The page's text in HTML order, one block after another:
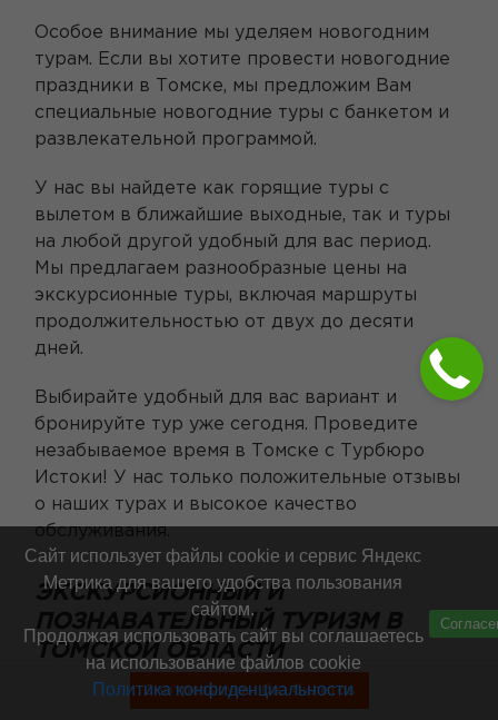
Особое внимание мы уделяем новогодним
турам. Если вы хотите провести новогодние
праздники в Томске, мы предложим Вам
специальные новогодние туры с банкетом и
развлекательной программой.
У нас вы найдете как горящие туры с
вылетом в ближайшие выходные, так и туры
на любой другой удобный для вас период.
Мы предлагаем разнообразные цены на
экскурсионные туры, включая маршруты
продолжительностью от двух до десяти
дней.
Выбирайте удобный для вас вариант и
бронируйте тур уже сегодня. Проведите
незабываемое время в Томске с Турбюро
Истоки! У нас только положительные отзывы
о наших турах и высокое качество
обслуживания.
ЭКСКУРСИОННЫЙ И
ПОЗНАВАТЕЛЬНЫЙ ТУРИЗМ В
ТОМСКОЙ ОБЛАСТИ
Экскурсионный и познавательный туризм в
Смотреть туры без билетов
Сайт использует файлы cookie и сервис Яндекс
Метрика для вашего удобства пользования
сайтом.
Продолжая использовать сайт вы соглашаетесь
на использование файлов cookie
Политика конфиденциальности